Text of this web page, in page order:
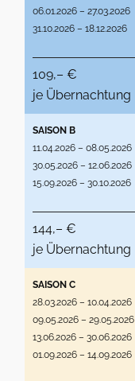
06.01.2026 – 27.03.2026
31.10.2026 – 18.12.2026
109,– €
je Übernachtung
SAISON B
11.04.2026 – 08.05.2026
30.05.2026 – 12.06.2026
15.09.2026 – 30.10.2026
144,– €
je Übernachtung
SAISON C
28.03.2026 – 10.04.2026
09.05.2026 – 29.05.2026
13.06.2026 – 30.06.2026
01.09.2026 – 14.09.2026